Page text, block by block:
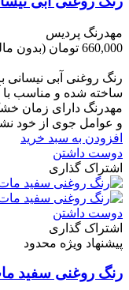
مهدرنگ پردیس
660,000 تومان
(بدون
رنگ روغنی آبی نیسانی
ساخته شده و مناسب با
مهدرنگ دارای زﻣﺎن
و ﻋﻮاﻣﻞ ﺟﻮی از ﺧﻮد
افزودن به سبد خرید
دوست داشتن
اشتراک گذاری
دوست داشتن
اشتراک گذاری
پیشنهاد ویژه محدود
رنگ روغنی سفید